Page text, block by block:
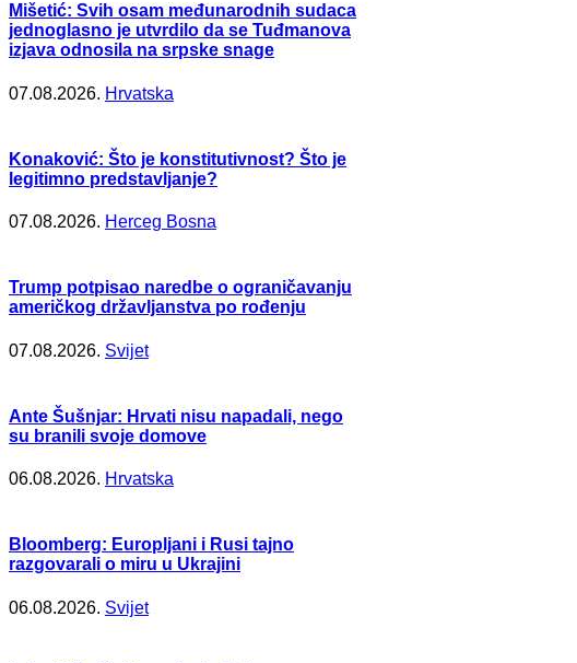
Mišetić: Svih osam međunarodnih sudaca
jednoglasno je utvrdilo da se Tuđmanova
izjava odnosila na srpske snage
07.08.2026. Hrvatska
Konaković: Što je konstitutivnost? Što je
legitimno predstavljanje?
07.08.2026. Herceg Bosna
Trump potpisao naredbe o ograničavanju
američkog državljanstva po rođenju
07.08.2026. Svijet
Ante Šušnjar: Hrvati nisu napadali, nego
su branili svoje domove
06.08.2026. Hrvatska
Bloomberg: Europljani i Rusi tajno
razgovarali o miru u Ukrajini
06.08.2026. Svijet